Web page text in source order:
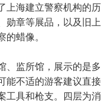
上海建立警察机构的历
勋章等展品，以及旧上
蜡像。
、监所馆，展示的是多
能不适的游客建议直接
工具和枪支。四层为消